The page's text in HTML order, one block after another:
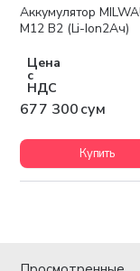
Аккумулятор
M12 B2 (Li-Ion2Ач)
Цена
с
НДС
677 300 сум
Купить